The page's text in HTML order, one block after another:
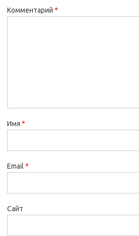
Комментарий *
Имя *
Email *
Сайт